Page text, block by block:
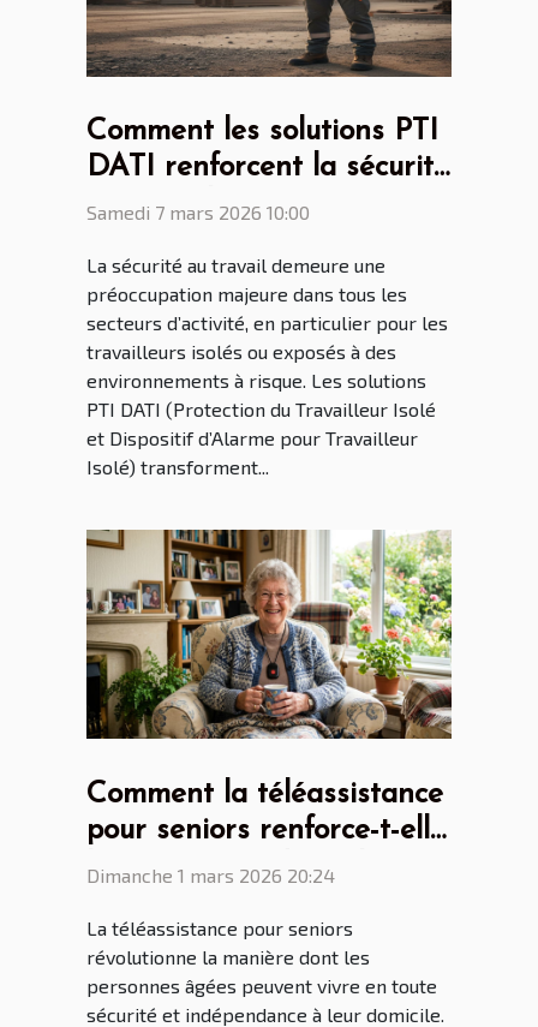
Comment les solutions PTI
DATI renforcent la sécurité
au travail ?
Samedi 7 mars 2026 10:00
La sécurité au travail demeure une
préoccupation majeure dans tous les
secteurs d’activité, en particulier pour les
travailleurs isolés ou exposés à des
environnements à risque. Les solutions
PTI DATI (Protection du Travailleur Isolé
et Dispositif d’Alarme pour Travailleur
Isolé) transforment...
Comment la téléassistance
pour seniors renforce-t-elle
l'autonomie à domicile ?
Dimanche 1 mars 2026 20:24
La téléassistance pour seniors
révolutionne la manière dont les
personnes âgées peuvent vivre en toute
sécurité et indépendance à leur domicile.